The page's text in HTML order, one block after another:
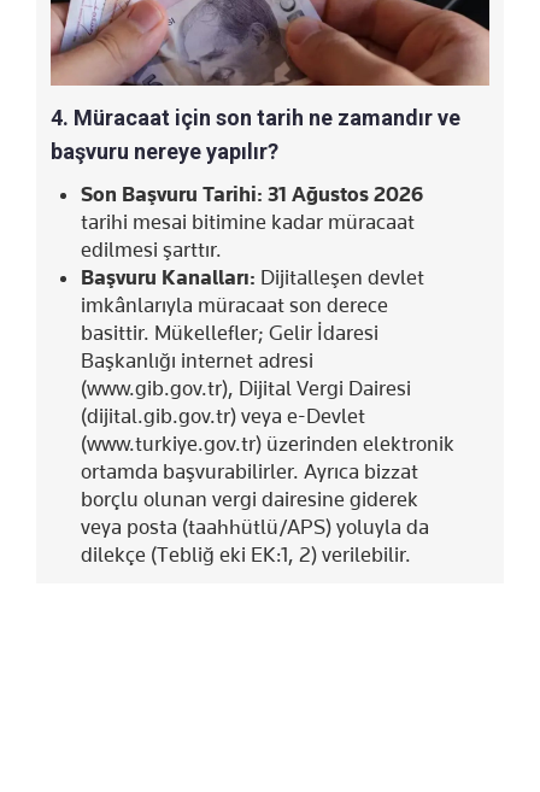
4. Müracaat için son tarih ne zamandır ve
başvuru nereye yapılır?
Son Başvuru Tarihi: 31 Ağustos 2026
tarihi mesai bitimine kadar müracaat
edilmesi şarttır.
Başvuru Kanalları: Dijitalleşen devlet
imkânlarıyla müracaat son derece
basittir. Mükellefler; Gelir İdaresi
Başkanlığı internet adresi
(www.gib.gov.tr), Dijital Vergi Dairesi
(dijital.gib.gov.tr) veya e-Devlet
(www.turkiye.gov.tr) üzerinden elektronik
ortamda başvurabilirler. Ayrıca bizzat
borçlu olunan vergi dairesine giderek
veya posta (taahhütlü/APS) yoluyla da
dilekçe (Tebliğ eki EK:1, 2) verilebilir.